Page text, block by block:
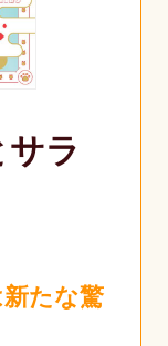
ラ
たな驚